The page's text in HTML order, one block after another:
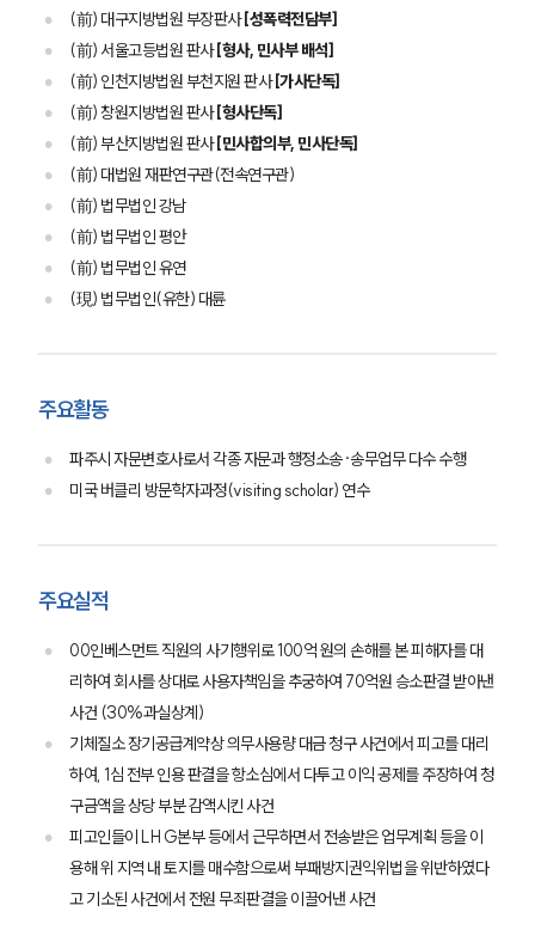
팀소개
팀소개
대륜의 강점
오시는 길
글로벌 파트너 로펌
고객의 소리
(前) 대구지방법원 부장판사[성폭력전담부]
(前) 서울고등법원 판사[형사, 민사부 배석]
(前) 인천지방법원 부천지원 판사[가사단독]
(前) 창원지방법원 판사[형사단독]
(前) 부산지방법원 판사[민사합의부, 민사단독]
(前) 대법원 재판연구관(전속연구관)
(前) 법무법인 강남
(前) 법무법인 평안
(前) 법무법인 유연
(現) 법무법인(유한) 대륜
주요활동
파주시 자문변호사로서 각종 자문과 행정소송·송무업무 다수 수행
미국 버클리 방문학자과정(visiting scholar) 연수
주요실적
00인베스먼트 직원의 사기행위로 100억 원의 손해를 본 피해자를 대
리하여 회사를 상대로 사용자책임을 추궁하여 70억원 승소판결 받아낸
사건 (30%과실상계)
기체질소 장기공급계약상 의무사용량 대금 청구 사건에서 피고를 대리
하여, 1심 전부 인용 판결을 항소심에서 다투고 이익 공제를 주장하여 청
구금액을 상당 부분 감액시킨 사건
피고인들이 LH G본부 등에서 근무하면서 전송받은 업무계획 등을 이
용해 위 지역 내 토지를 매수함으로써 부패방지권익위법을 위반하였다
고 기소된 사건에서 전원 무죄판결을 이끌어낸 사건